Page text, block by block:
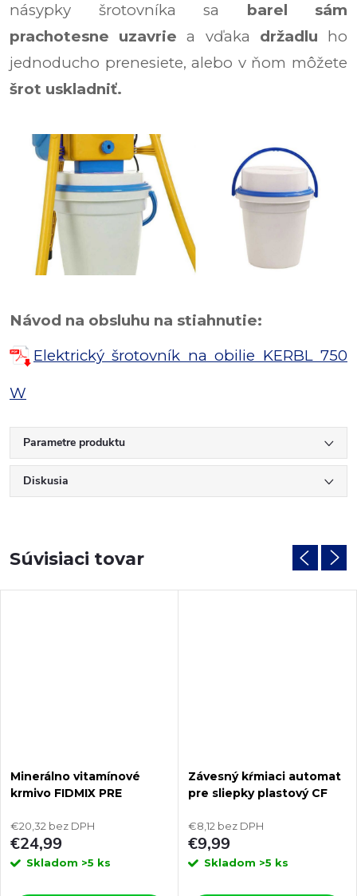
násypky šrotovníka sa barel sám
prachotesne uzavrie a vďaka držadlu ho
jednoducho prenesiete, alebo v ňom môžete
šrot uskladniť.
Návod na obsluhu na stiahnutie:
Elektrický šrotovník na obilie KERBL 750
W
Parametre produktu
Diskusia
Súvisiaci tovar
Minerálno vitamínové
krmivo FIDMIX PRE
€20,32 bez DPH
€24,99
Skladom >5 ks
Závesný kŕmiaci automat
pre sliepky plastový CF
€8,12 bez DPH
€9,99
Skladom >5 ks